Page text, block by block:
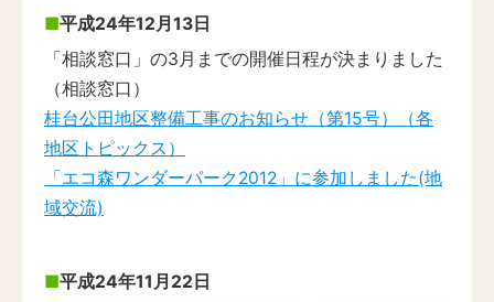
平成24年12月13日
「相談窓口」の3月までの開催日程が決まりました
（相談窓口）
桂台公田地区整備工事のお知らせ（第15号）（各
地区トピックス）
「エコ森ワンダーパーク2012」に参加しました(地
域交流)
平成24年11月22日